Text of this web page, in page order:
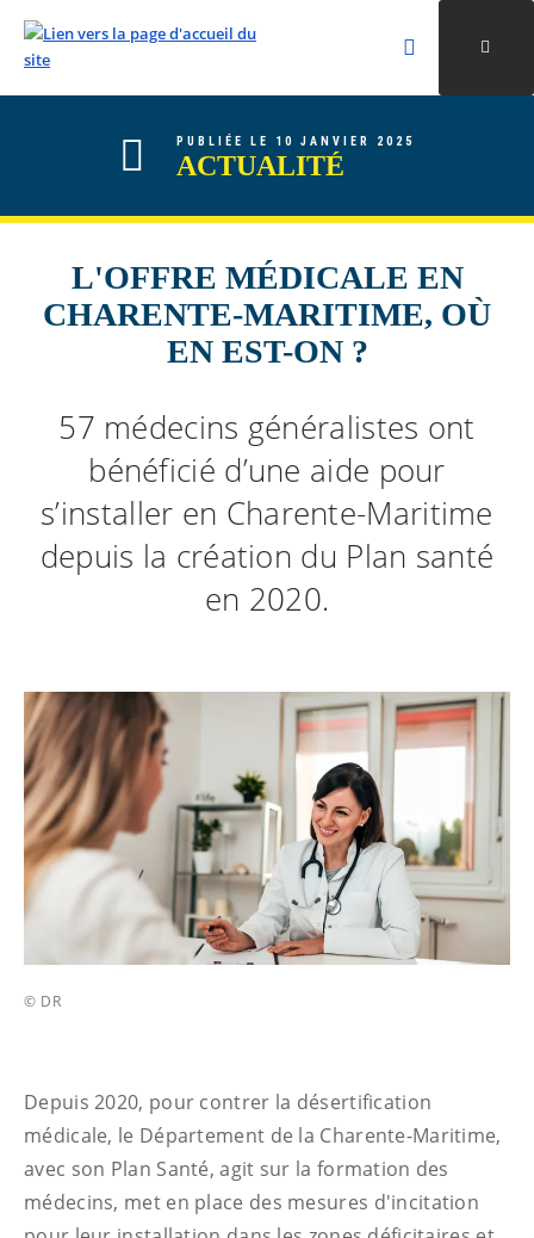
ALLER AU CONTENU
ALLER AU MENU
ALLER À LA RECHERCHE
Rechercher
Valider la
PUBLIÉE LE 10 JANVIER 2025
ACTUALITÉ
L'OFFRE MÉDICALE EN
CHARENTE-MARITIME, OÙ
EN EST-ON ?
57 médecins généralistes ont
bénéficié d’une aide pour
s’installer en Charente-Maritime
depuis la création du Plan santé
en 2020.
© DR
Depuis 2020, pour contrer la désertification
médicale, le Département de la Charente-Maritime,
avec son Plan Santé, agit sur la formation des
médecins, met en place des mesures d'incitation